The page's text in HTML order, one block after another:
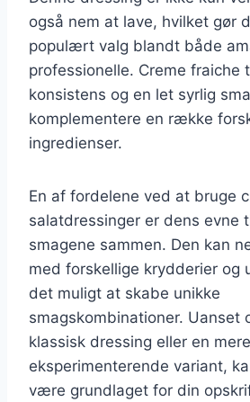
også nem at lave, hvilket gør
populært valg blandt både
professionelle. Creme fraiche
konsistens og en let syrlig
komplementere en række
ingredienser.
En af fordelene ved at bruge
salatdressinger er dens evne
smagene sammen. Den kan
med forskellige krydderier og
det muligt at skabe unikke
smagskombinationer. Uanset
klassisk dressing eller en mere
eksperimenterende variant,
være grundlaget for din